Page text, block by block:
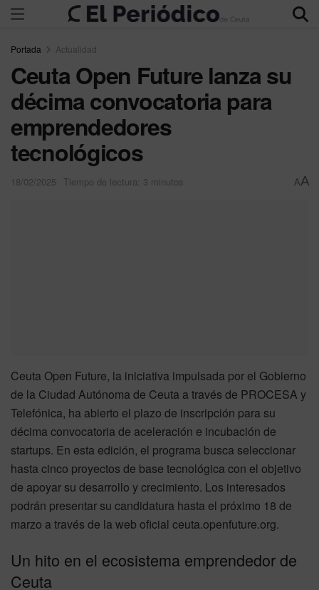
Portada Actualidad
Ceuta Open Future lanza su
décima convocatoria para
emprendedores
tecnológicos
18/02/2025 Tiempo de lectura: 3 minutos AA
Ceuta Open Future, la iniciativa impulsada por el Gobierno
de la Ciudad Autónoma de Ceuta a través de PROCESA y
Telefónica, ha abierto el plazo de inscripción para su
décima convocatoria de aceleración e incubación de
startups. En esta edición, el programa busca seleccionar
hasta cinco proyectos de base tecnológica con el objetivo
de apoyar su desarrollo y crecimiento. Los interesados
podrán presentar su candidatura hasta el próximo 18 de
marzo a través de la web oficial ceuta.openfuture.org.
Un hito en el ecosistema emprendedor de
Ceuta